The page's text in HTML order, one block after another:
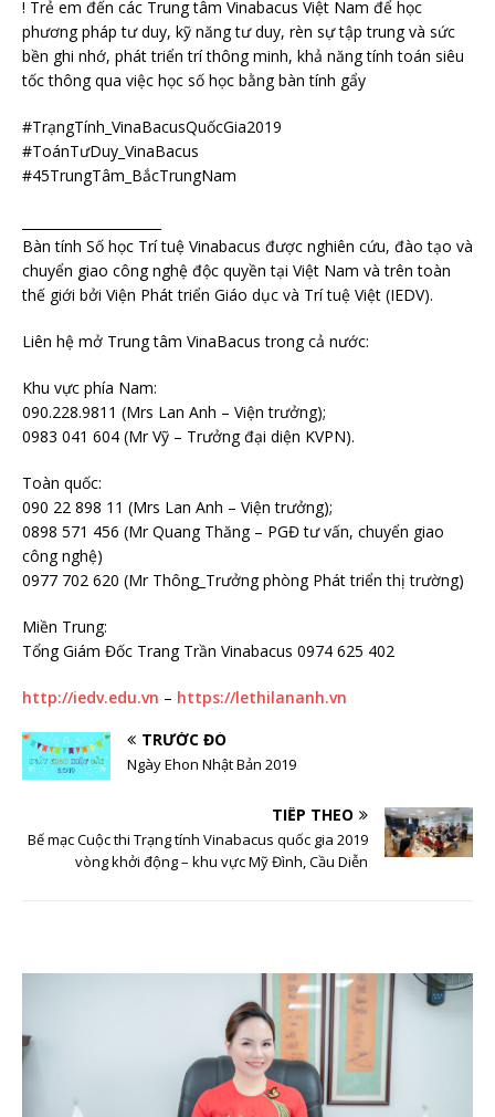
! Trẻ em đến các Trung tâm Vinabacus Việt Nam để học
phương pháp tư duy, kỹ năng tư duy, rèn sự tập trung và sức
bền ghi nhớ, phát triển trí thông minh, khả năng tính toán siêu
tốc thông qua việc học số học bằng bàn tính gẩy
#TrạngTính_VinaBacusQuốcGia2019
#ToánTưDuy_VinaBacus
#45TrungTâm_BắcTrungNam
Bàn tính Số học Trí tuệ Vinabacus được nghiên cứu, đào tạo và
chuyển giao công nghệ độc quyền tại Việt Nam và trên toàn
thế giới bởi Viện Phát triển Giáo dục và Trí tuệ Việt (IEDV).
Liên hệ mở Trung tâm VinaBacus trong cả nước:
Khu vực phía Nam:
090.228.9811 (Mrs Lan Anh – Viện trưởng);
0983 041 604 (Mr Vỹ – Trưởng đại diện KVPN).
Toàn quốc:
090 22 898 11 (Mrs Lan Anh – Viện trưởng);
0898 571 456 (Mr Quang Thăng – PGĐ tư vấn, chuyển giao
công nghệ)
0977 702 620 (Mr Thông_Trưởng phòng Phát triển thị trường)
Miền Trung:
Tổng Giám Đốc Trang Trần Vinabacus 0974 625 402
http://iedv.edu.vn – https://lethilananh.vn
TRƯỚC ĐÓ
Ngày Ehon Nhật Bản 2019
TIẾP THEO
Bế mạc Cuộc thi Trạng tính Vinabacus quốc gia 2019
vòng khởi động – khu vực Mỹ Đình, Cầu Diễn